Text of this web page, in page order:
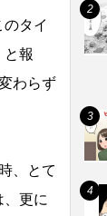
タイ
と報
わらず
、とて
更に